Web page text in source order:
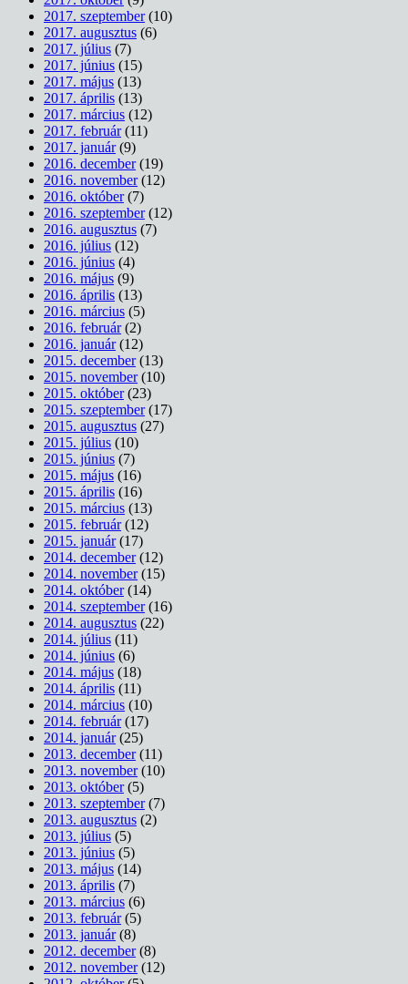
2017. szeptember(10)
2017. augusztus (6)
2017. július (7)
2017. június (15)
2017. május (13)
2017. április (13)
2017. március (12)
2017. február(11)
2017. január(9)
2016. december(19)
2016. november(12)
2016. október(7)
2016. szeptember(12)
2016. augusztus (7)
2016. július (12)
2016. június (4)
2016. május (9)
2016. április (13)
2016. március (5)
2016. február(2)
2016. január(12)
2015. december(13)
2015. november(10)
2015. október(23)
2015. szeptember(17)
2015. augusztus (27)
2015. július (10)
2015. június (7)
2015. május (16)
2015. április (16)
2015. március (13)
2015. február(12)
2015. január(17)
2014. december(12)
2014. november(15)
2014. október(14)
2014. szeptember(16)
2014. augusztus (22)
2014. július (11)
2014. június (6)
2014. május (18)
2014. április (11)
2014. március (10)
2014. február(17)
2014. január(25)
2013. december(11)
2013. november(10)
2013. október(5)
2013. szeptember(7)
2013. augusztus (2)
2013. július (5)
2013. június (5)
2013. május (14)
2013. április (7)
2013. március (6)
2013. február(5)
2013. január(8)
2012. december(8)
2012. november(12)